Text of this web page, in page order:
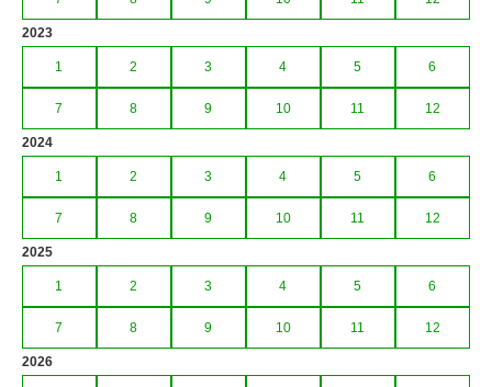
2023
1 2 3 4 5 6
7 8 9 10 11 12
2024
1 2 3 4 5 6
7 8 9 10 11 12
2025
1 2 3 4 5 6
7 8 9 10 11 12
2026